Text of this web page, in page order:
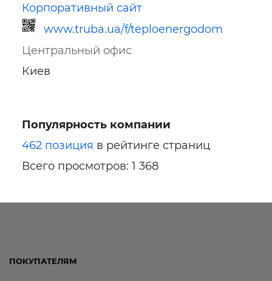
Корпоративный сайт
www.truba.ua/f/teploenergodom
Ссылка для мобильных устройств
Центральный офис
Киев
Популярность компании
462 позиция в рейтинге страниц
Всего просмотров: 1 368
ПОКУПАТЕЛЯМ